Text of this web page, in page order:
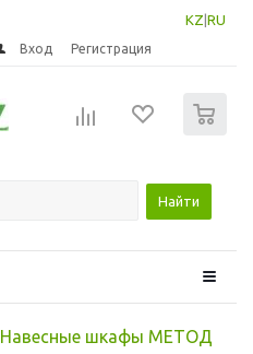
KZ RU
Вход Регистрация
Найти
Навесные шкафы МЕТОД